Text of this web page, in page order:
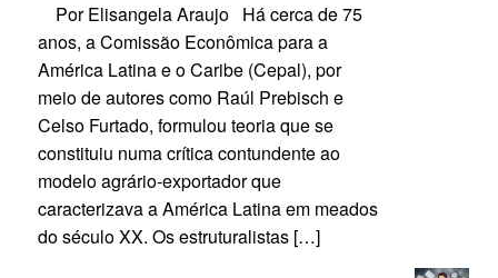
Por Elisangela Araujo Há cerca de 75
anos, a Comissão Econômica para a
América Latina e o Caribe (Cepal), por
meio de autores como Raúl Prebisch e
Celso Furtado, formulou teoria que se
constituiu numa crítica contundente ao
modelo agrário-exportador que
caracterizava a América Latina em meados
do século XX. Os estruturalistas […]